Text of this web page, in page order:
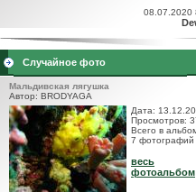
08.07.2020
Случайное фото
Мальдивская лягушка
Автор: BRODYAGA
Дата:
Просмотров:
Всего в
7 фотографий
весь
фотоальбом